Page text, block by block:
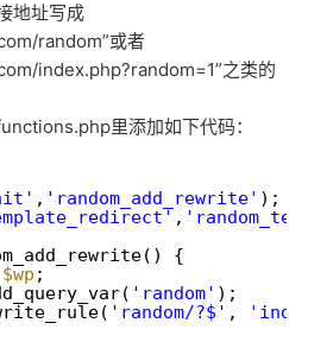
地址写成
random”或者
index.php?random=1”之类的
里添加如下代码：
, 'random_add_rewrite' );
,
{
$wp ;
'random' );
'random/?$' ,